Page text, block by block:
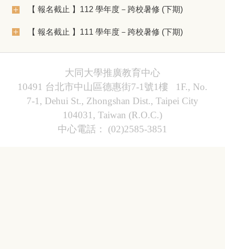
【 報名截止 】112 學年度－跨校暑修 (下期)
【 報名截止 】111 學年度－跨校暑修 (下期)
大同大學推廣教育中心
10491 台北市中山區德惠街7-1號1樓 1F., No.
7-1, Dehui St., Zhongshan Dist., Taipei City
104031, Taiwan (R.O.C.)
中心電話： (02)2585-3851